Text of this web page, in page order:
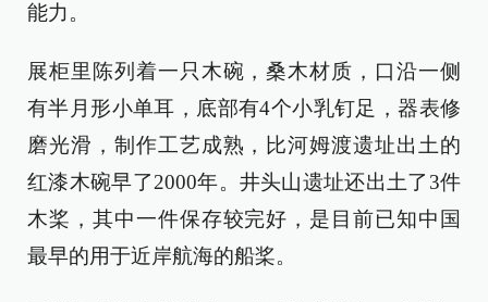
能力。
展柜里陈列着一只木碗，桑木材质，口沿一侧
有半月形小单耳，底部有4个小乳钉足，器表修
磨光滑，制作工艺成熟，比河姆渡遗址出土的
红漆木碗早了2000年。井头山遗址还出土了3件
木桨，其中一件保存较完好，是目前已知中国
最早的用于近岸航海的船桨。